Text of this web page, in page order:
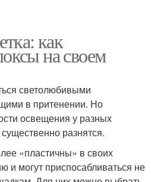
как
на своем
светолюбивыми
в притенении. Но
освещения у разных
разнятся.
«пластичны» в своих
и могут приспосабливаться не